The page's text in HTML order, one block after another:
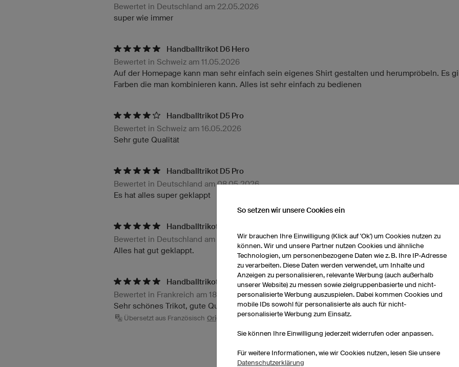
Bewertet in Deutschland am 22.05.2026
super wie immer
Handballtrikot D6 Hero
Bewertet in Schweiz am 11.05.2026
Auf der Homepage kann man sehr einfach sein eigenes Shirt gestalten und herumpröbeln. Es
Farben die man kombinieren kann. Alles ist sehr einfach zu bedienen
Handballtrikot D5 Pro
Bewertet in Schweiz am 16.05.2026
Sehr gute Qualität
Handballtrikot D5 Pro
Bewertet in Deutschland am 08.05.2026
Es hat alles super geklappt
Handballtrikot D5 Pro
Bewertet in Deutschland am 13.04.2026
Alles hat gut geklappt.
Handballtrikot F1 Kids
Bewertet in Frankreich am 18.05.2026
Sehr schönes Trikot, gute Qualität. Es hat den Kleinen und die Eltern begeistert 😉
Übersetzt aus Französisch Original anzeigen
mehr Bewertungen
So setzen wir unsere Cookies ein
Wir brauchen Ihre Einwilligung (Klick auf 'Ok') um Cookies nutzen zu
können. Wir und unsere Partner nutzen Cookies und ähnliche
Technologien, um personenbezogene Daten wie z. B. Ihre IP-Adresse
zu verarbeiten. Diese Daten werden verwendet, um Inhalte und
Anzeigen zu personalisieren, relevante Werbung (auch außerhalb
unserer Website) zu messen sowie zielgruppenbasierte und nicht-
personalisierte Werbung auszuspielen. Dabei kommen Cookies und
mobile IDs sowohl für personalisierte als auch für nicht-
personalisierte Werbung zum Einsatz.
Sie können Ihre Einwilligung jederzeit widerrufen oder anpassen.
Für weitere Informationen, wie wir Cookies nutzen, lesen Sie unsere
Datenschutzerklärung